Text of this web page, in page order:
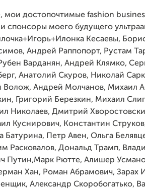
мои достопочтимые fashion
спонсоры моего будущего
Кесаевы,
Андрей Раппопорт, Рустам
Варданян, Андрей Клямко,
Анатолий Скуров, Николай
Волож, Андрей Молчанов, Михаил
Григорий Березкин, Михаил
Николаев, Дмитрий
Куснирович, Константин
Батурина, Петр Авен, Ольга
Расковалов, Дональд Трамп,
Путин,Марк Рютте, Алишер
Хан, Роман Абрамович, Зарах
Александр Скоробогатько,